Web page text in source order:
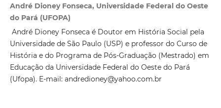
André Dioney Fonseca, Universidade Federal do Oeste
do Pará (UFOPA)
André Dioney Fonseca é Doutor em História Social pela
Universidade de São Paulo (USP) e professor do Curso de
História e do Programa de Pós-Graduação (Mestrado) em
Educação da Universidade Federal do Oeste do Pará
(Ufopa). E-mail: andredioney@yahoo.com.br